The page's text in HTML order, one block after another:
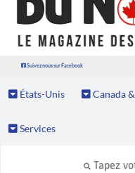
Suivez nous sur Facebook
États-Unis Canada
Services